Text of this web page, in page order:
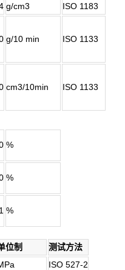
g/cm3
ISO 1183
g/10 min ISO 1133
cm3/10min ISO 1133
%
%
%
位制
测试方法
ISO 527-2